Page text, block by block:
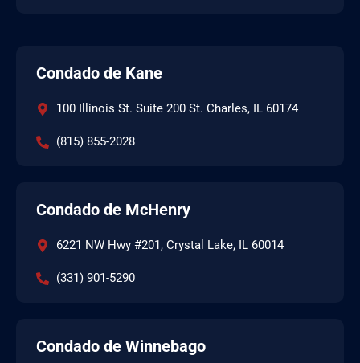
Condado de Kane
100 Illinois St. Suite 200 St. Charles, IL 60174
(815) 855-2028
Condado de McHenry
6221 NW Hwy #201, Crystal Lake, IL 60014
(331) 901-5290
Condado de Winnebago